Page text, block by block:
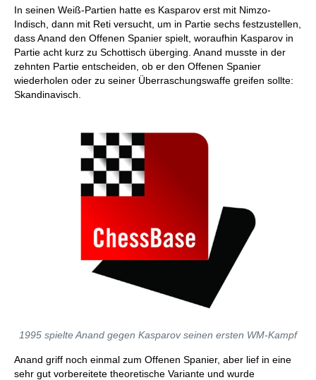
In seinen Weiß-Partien hatte es Kasparov erst mit Nimzo-
Indisch, dann mit Reti versucht, um in Partie sechs festzustellen,
dass Anand den Offenen Spanier spielt, woraufhin Kasparov in
Partie acht kurz zu Schottisch überging. Anand musste in der
zehnten Partie entscheiden, ob er den Offenen Spanier
wiederholen oder zu seiner Überraschungswaffe greifen sollte:
Skandinavisch.
1995 spielte Anand gegen Kasparov seinen ersten WM-Kampf
Anand griff noch einmal zum Offenen Spanier, aber lief in eine
sehr gut vorbereitete theoretische Variante und wurde